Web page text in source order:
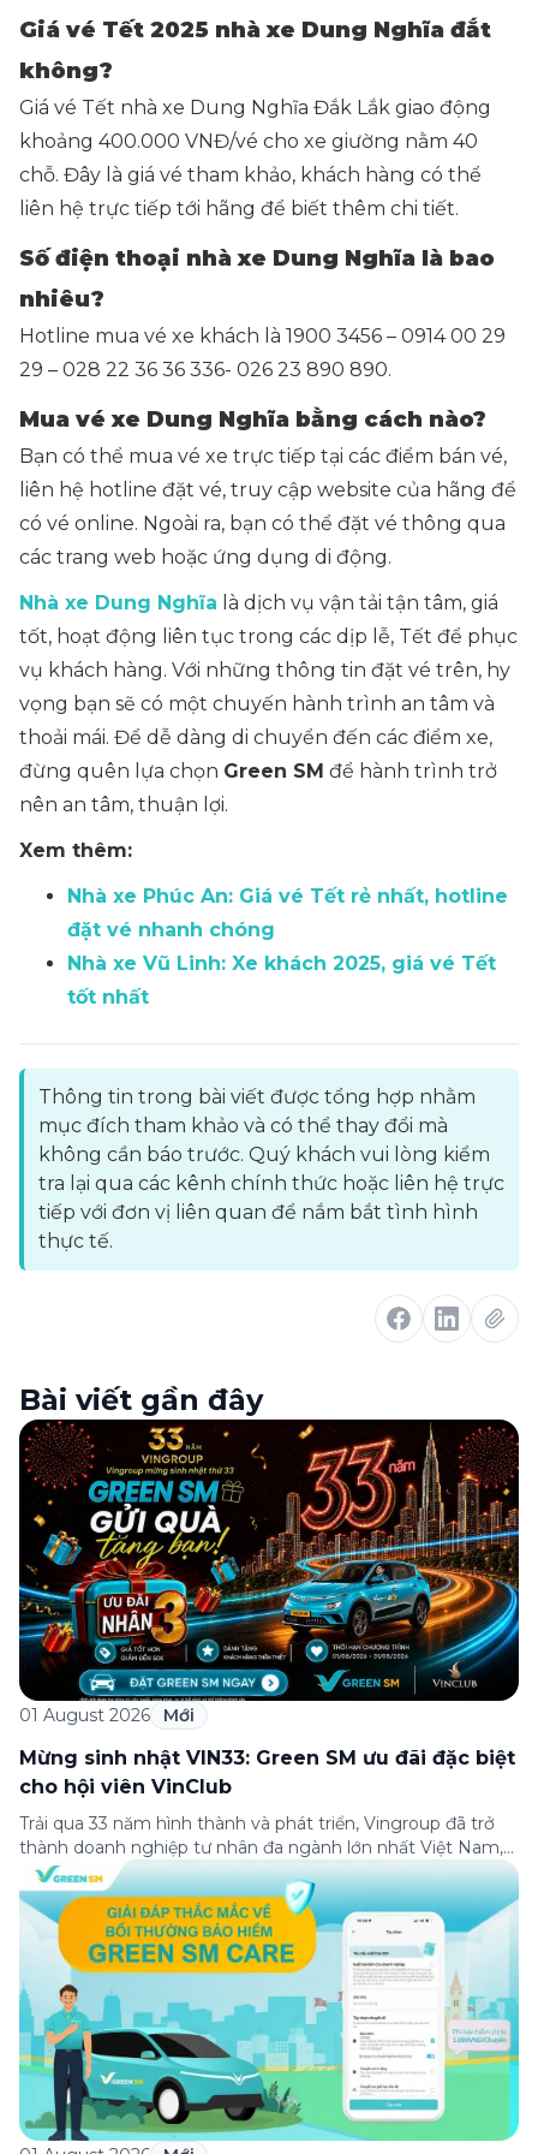
Giá vé Tết 2025 nhà xe Dung Nghĩa đắt
không?
Giá vé Tết nhà xe Dung Nghĩa Đắk Lắk giao động
khoảng 400.000 VNĐ/vé cho xe giường nằm 40
chỗ. Đây là giá vé tham khảo, khách hàng có thể
liên hệ trực tiếp tới hãng để biết thêm chi tiết.
Số điện thoại nhà xe Dung Nghĩa là bao
nhiêu?
Hotline mua vé xe khách là 1900 3456 – 0914 00 29
29 – 028 22 36 36 336- 026 23 890 890.
Mua vé xe Dung Nghĩa bằng cách nào?
Bạn có thể mua vé xe trực tiếp tại các điểm bán vé,
liên hệ hotline đặt vé, truy cập website của hãng để
có vé online. Ngoài ra, bạn có thể đặt vé thông qua
các trang web hoặc ứng dụng di động.
Nhà xe Dung Nghĩa là dịch vụ vận tải tận tâm, giá
tốt, hoạt động liên tục trong các dịp lễ, Tết để phục
vụ khách hàng. Với những thông tin đặt vé trên, hy
vọng bạn sẽ có một chuyến hành trình an tâm và
thoải mái. Để dễ dàng di chuyển đến các điểm xe,
đừng quên lựa chọn Green SM để hành trình trở
nên an tâm, thuận lợi.
Xem thêm:
Nhà xe Phúc An: Giá vé Tết rẻ nhất, hotline
đặt vé nhanh chóng
Nhà xe Vũ Linh: Xe khách 2025, giá vé Tết
tốt nhất
Thông tin trong bài viết được tổng hợp nhằm
mục đích tham khảo và có thể thay đổi mà
không cần báo trước. Quý khách vui lòng kiểm
tra lại qua các kênh chính thức hoặc liên hệ trực
tiếp với đơn vị liên quan để nắm bắt tình hình
thực tế.
Bài viết gần đây
01 August 2026 Mới
Mừng sinh nhật VIN33: Green SM ưu đãi đặc biệt
cho hội viên VinClub
Trải qua 33 năm hình thành và phát triển, Vingroup đã trở
thành doanh nghiệp tư nhân đa ngành lớn nhất Việt Nam,
lọt Top 30 doanh nghiệp lớn nhất Đông Nam Á theo bảng
xếp hạng của Tạp chí Fortune (Mỹ). Nhân kỷ niệm 33 năm
thành lập (8/8/1993 đến 8/8/2026), Green SM trân […]